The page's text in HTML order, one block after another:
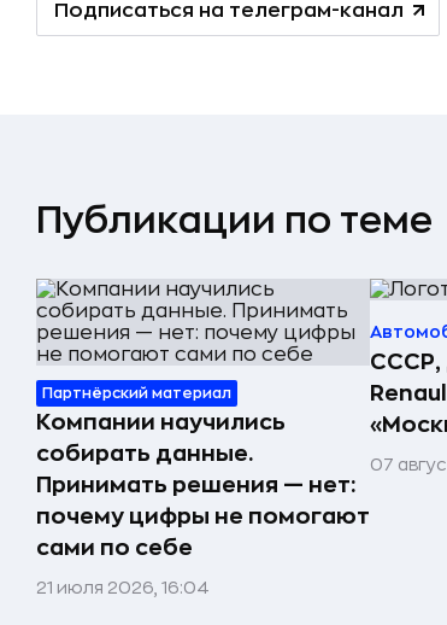
Подписаться на телеграм-канал
Публикации по теме
Партнёрский материал
Компании научились
собирать данные.
Принимать решения — нет:
почему цифры не помогают
сами по себе
21 июля 2026, 16:04
СССР,
07